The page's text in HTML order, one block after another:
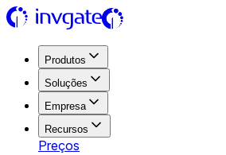
Produtos
Soluções
Empresa
Recursos
Preços